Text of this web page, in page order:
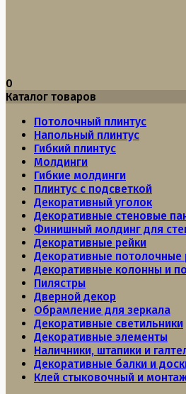
0
Каталог товаров
Потолочный плинтус
Напольный плинтус
Гибкий плинтус
Молдинги
Гибкие молдинги
Плинтус с подсветкой
Декоративный уголок
Декоративные стеновые
Финишный молдинг для
Декоративные рейки
Декоративные потолочные
Декоративные колонны и
Пилястры
Дверной декор
Обрамление для зеркала
Декоративные светильники
Декоративные элементы
Наличники, штапики и
Декоративные балки и
Клей стыковочный и